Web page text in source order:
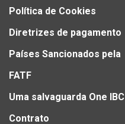
Política de Cookies
Diretrizes de pagamento
Países Sancionados pela
FATF
Uma salvaguarda One IBC
Contrato